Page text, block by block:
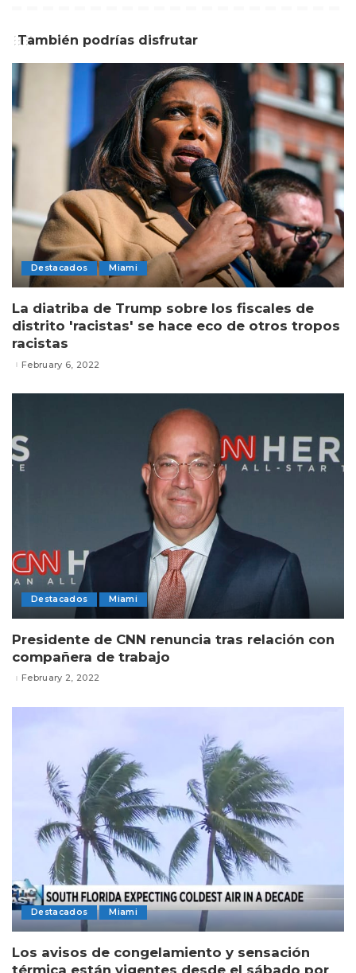
También podrías disfrutar
Destacados Miami
La diatriba de Trump sobre los fiscales de
distrito 'racistas' se hace eco de otros tropos
racistas
February 6, 2022
Destacados Miami
Presidente de CNN renuncia tras relación con
compañera de trabajo
February 2, 2022
Destacados Miami
Los avisos de congelamiento y sensación